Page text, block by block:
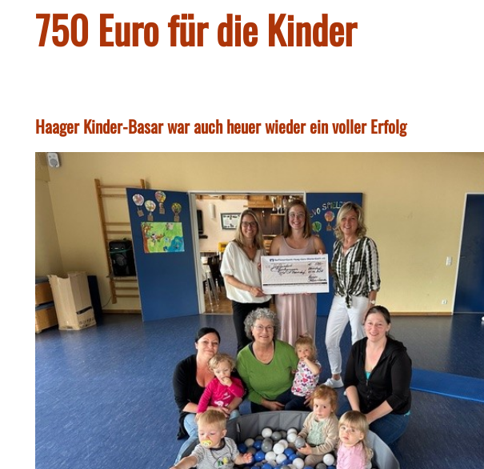
750 Euro für die Kinder
Haager Kinder-Basar war auch heuer wieder ein voller Erfolg